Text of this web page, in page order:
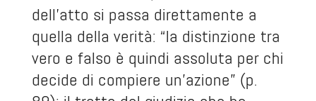
dell’atto si passa direttamente a
quella della verità: “la distinzione tra
vero e falso è quindi assoluta per chi
decide di compiere un’azione” (p.